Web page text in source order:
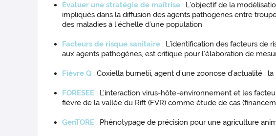
Évaluer une stratégie de maîtrise : L’objectif de la
impliqués dans la diffusion des agents pathogènes entre
des maladies à l’échelle d’une population
Facteurs de risque sanitaire : L’identification des facteurs de
aux agents pathogènes, est critique pour l’élaboration de
Fièvre Q : Coxiella burnetii, agent d’une zoonose d’actualité :
FORESEE : L'interaction virus-hôte-environnement et les
fièvre de la vallée du Rift (FVR) comme étude de cas
GenTORE : Phénotypage de précision pour une agriculture